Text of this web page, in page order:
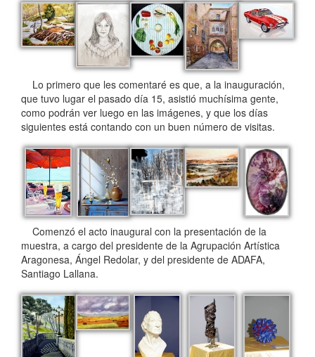
Lo primero que les comentaré es que, a la inauguración,
que tuvo lugar el pasado día 15, asistió muchísima gente,
como podrán ver luego en las imágenes, y que los días
siguientes está contando con un buen número de visitas.
Comenzó el acto inaugural con la presentación de la
muestra, a cargo del presidente de la Agrupación Artística
Aragonesa, Ángel Redolar, y del presidente de ADAFA,
Santiago Lallana.